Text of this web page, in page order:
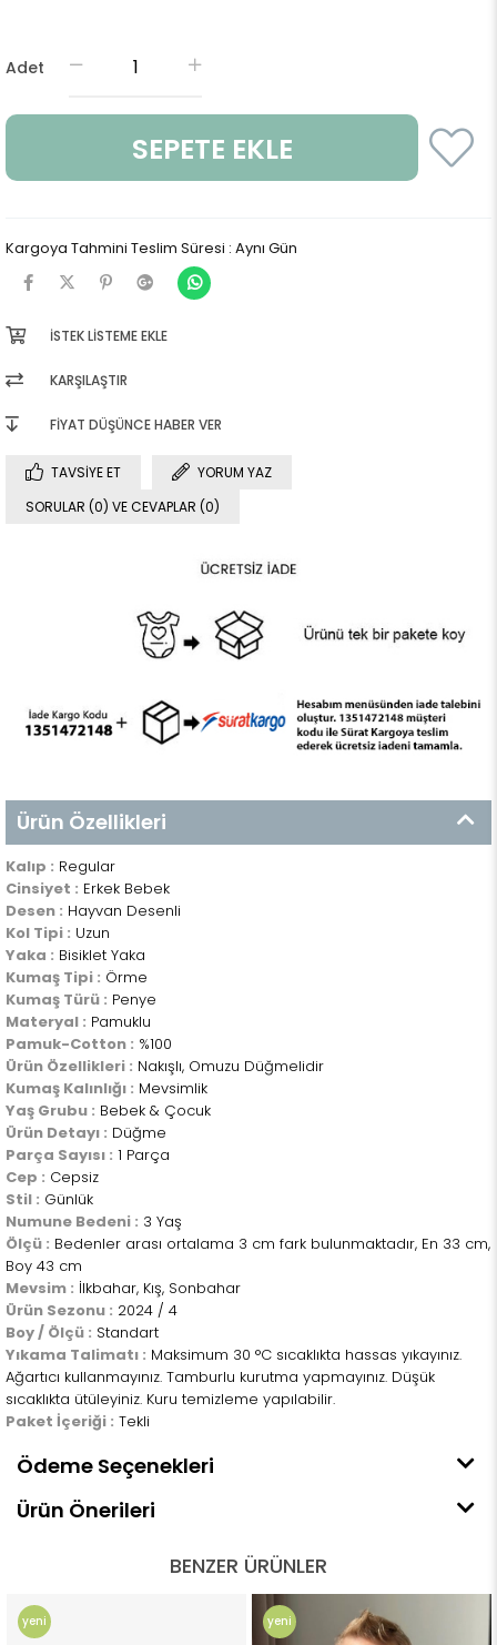
Adet
Kargoya Tahmini Teslim Süresi : Aynı Gün
İSTEK LISTEME EKLE
KARŞILAŞTIR
FIYAT DÜŞÜNCE HABER VER
TAVSIYE ET
YORUM YAZ
SORULAR (0) VE CEVAPLAR (0)
Ürün Özellikleri
Kalıp : Regular
Cinsiyet : Erkek Bebek
Desen : Hayvan Desenli
Kol Tipi : Uzun
Yaka : Bisiklet Yaka
Kumaş Tipi : Örme
Kumaş Türü : Penye
Materyal : Pamuklu
Pamuk-Cotton : %100
Ürün Özellikleri : Nakışlı, Omuzu Düğmelidir
Kumaş Kalınlığı : Mevsimlik
Yaş Grubu : Bebek & Çocuk
Ürün Detayı : Düğme
Parça Sayısı : 1 Parça
Cep : Cepsiz
Stil : Günlük
Numune Bedeni : 3 Yaş
Ölçü : Bedenler arası ortalama 3 cm fark bulunmaktadır, En 33 cm,
Boy 43 cm
Mevsim : İlkbahar, Kış, Sonbahar
Ürün Sezonu : 2024 / 4
Boy / Ölçü : Standart
Yıkama Talimatı : Maksimum 30 °C sıcaklıkta hassas yıkayınız.
Ağartıcı kullanmayınız. Tamburlu kurutma yapmayınız. Düşük
sıcaklıkta ütüleyiniz. Kuru temizleme yapılabilir.
Paket İçeriği : Tekli
Ödeme Seçenekleri
Ürün Önerileri
BENZER ÜRÜNLER
yeni
yeni